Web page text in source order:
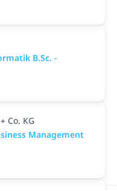
B.Sc. -
Co. KG
Management